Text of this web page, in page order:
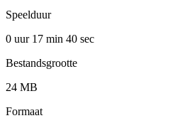
Speelduur
0 uur 17 min 40 sec
Bestandsgrootte
24 MB
Formaat